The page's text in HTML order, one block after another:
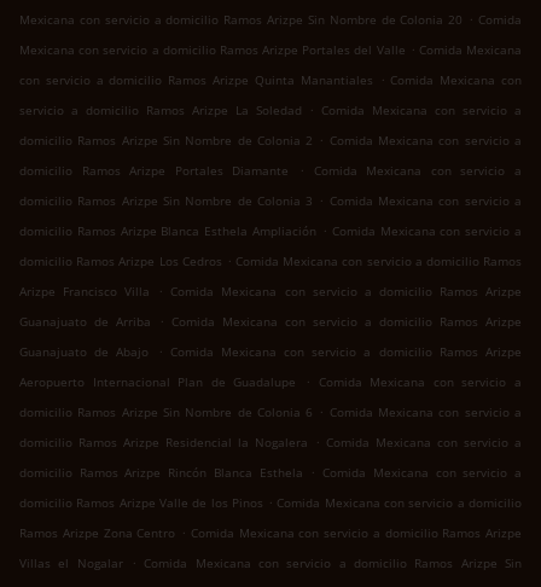
Mexicana con servicio a domicilio Ramos Arizpe Sin Nombre de Colonia 20 . Comida
Mexicana con servicio a domicilio Ramos Arizpe Portales del Valle . Comida Mexicana
con servicio a domicilio Ramos Arizpe Quinta Manantiales
. Comida Mexicana con
servicio a domicilio Ramos Arizpe La Soledad
. Comida Mexicana con servicio a
domicilio Ramos Arizpe Sin Nombre de Colonia 2 . Comida Mexicana con servicio a
domicilio Ramos Arizpe Portales Diamante
.
Comida Mexicana con servicio a
domicilio Ramos Arizpe Sin Nombre de Colonia 3 . Comida Mexicana con servicio a
domicilio Ramos Arizpe Blanca Esthela Ampliación . Comida Mexicana con servicio a
domicilio Ramos Arizpe Los Cedros . Comida Mexicana con servicio a domicilio Ramos
Arizpe Francisco Villa
. Comida Mexicana con servicio a domicilio Ramos Arizpe
Guanajuato de Arriba
. Comida Mexicana con servicio a domicilio Ramos Arizpe
Guanajuato de Abajo
. Comida Mexicana con servicio a domicilio Ramos Arizpe
Aeropuerto Internacional Plan de Guadalupe
.
Comida Mexicana con servicio a
domicilio Ramos Arizpe Sin Nombre de Colonia 6 . Comida Mexicana con servicio a
domicilio Ramos Arizpe Residencial la Nogalera
. Comida Mexicana con servicio a
domicilio Ramos Arizpe Rincón Blanca Esthela
. Comida Mexicana con servicio a
domicilio Ramos Arizpe Valle de los Pinos . Comida Mexicana con servicio a domicilio
Ramos Arizpe Zona Centro . Comida Mexicana con servicio a domicilio Ramos Arizpe
Villas el Nogalar
. Comida Mexicana con servicio a domicilio Ramos Arizpe Sin